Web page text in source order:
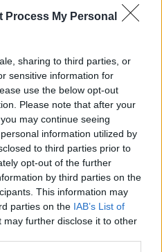
Process My Personal
sharing to third parties, or
sensitive information for
use the below opt-out
Please note that after your
may continue seeing
information utilized by
to third parties prior to
opt-out of the further
by third parties on the
This information may
parties on the IAB’s List of
may further disclose it to other